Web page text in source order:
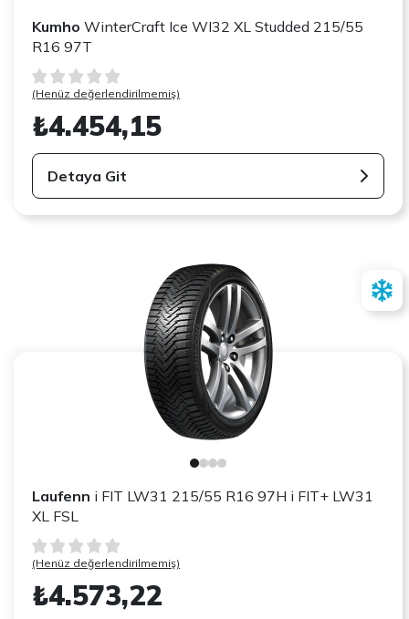
Kumho WinterCraft Ice WI32 XL Studded 215/55
R16 97T
(Henüz değerlendirilmemiş)
₺4.454,15
Detaya Git
Laufenn i FIT LW31 215/55 R16 97H i FIT+ LW31
XL FSL
(Henüz değerlendirilmemiş)
₺4.573,22